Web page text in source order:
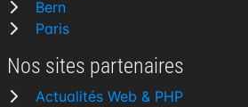
Bern
Paris
Nos sites partenaires
Actualités Web & PHP